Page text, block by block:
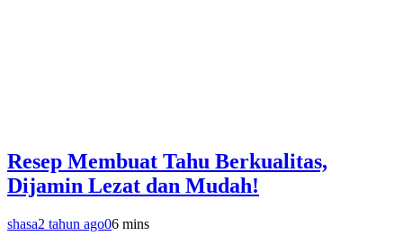
Resep Membuat Tahu Berkualitas,
Dijamin Lezat dan Mudah!
shasa2 tahun ago06 mins